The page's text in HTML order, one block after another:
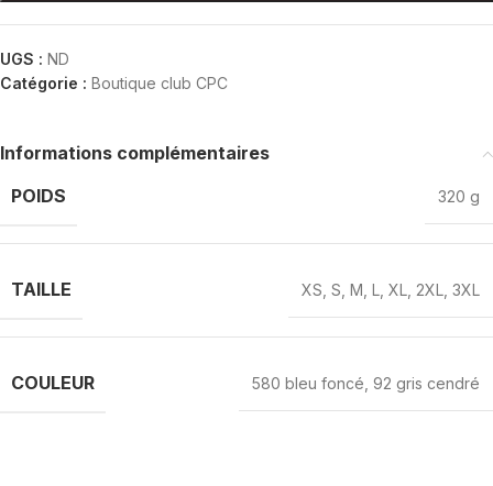
UGS : ND
Catégorie : Boutique club CPC
Informations complémentaires
POIDS
320 g
TAILLE XS S M L XL 2XL 3XL
COULEUR 580 bleu foncé 92 gris cendré